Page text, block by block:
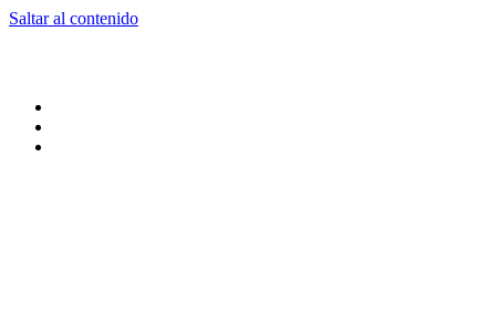
Saltar al contenido